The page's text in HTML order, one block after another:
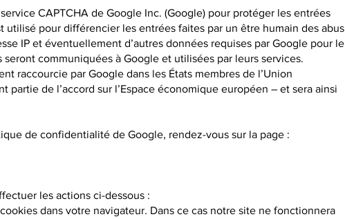
CAPTCHA de Google Inc. (Google) pour protéger les entrées
utilisé pour différencier les entrées faites par un être humain des abus
IP et éventuellement d’autres données requises par Google pour le
communiquées à Google et utilisées par leurs services.
raccourcie par Google dans les États membres de l’Union
partie de l’accord sur l’Espace économique européen – et sera ainsi
de confidentialité de Google, rendez-vous sur la page :
les actions ci-dessous :
dans votre navigateur. Dans ce cas notre site ne fonctionnera